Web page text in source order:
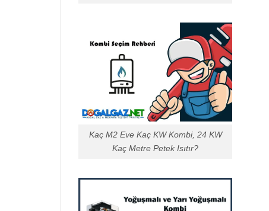
Kaç M2 Eve Kaç KW Kombi, 24 KW
Kaç Metre Petek Isıtır?